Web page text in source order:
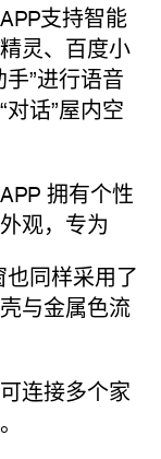
支持智能
灵、百度小
”进行语音
话”屋内空
拥有个性
观，专为
同样采用了
与金属色流
连接多个家